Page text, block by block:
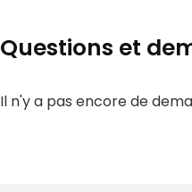
Questions et
Il n'y a pas encore de